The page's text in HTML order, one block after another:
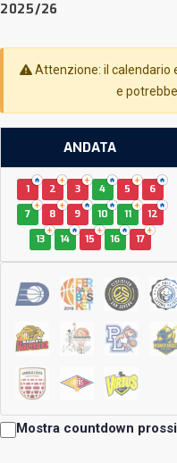
2025/26
Attenzione: il calendario
e
ANDATA
1 2 3 4 5
6
7
8 9 10 11
12
13
14 15 16 17
Mostra countdown